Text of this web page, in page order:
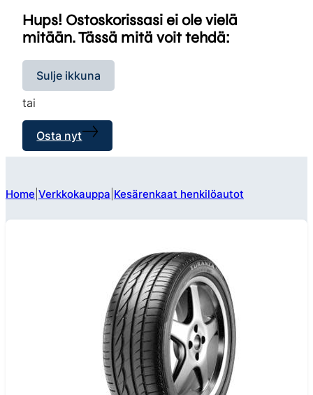
Hups! Ostoskorissasi ei ole vielä
mitään. Tässä mitä voit tehdä:
Sulje ikkuna
tai
Osta nyt
Home Verkkokauppa Kesärenkaat henkilöautot